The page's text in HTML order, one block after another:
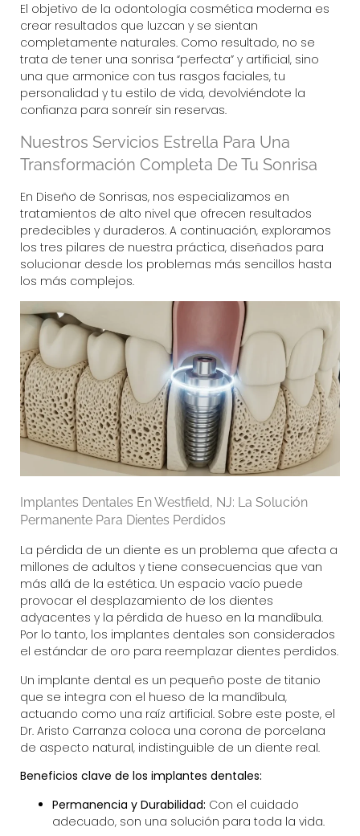
El objetivo de la odontología cosmética moderna es
crear resultados que luzcan y se sientan
completamente naturales. Como resultado, no se
trata de tener una sonrisa “perfecta” y artificial, sino
una que armonice con tus rasgos faciales, tu
personalidad y tu estilo de vida, devolviéndote la
confianza para sonreír sin reservas.
Nuestros Servicios Estrella Para Una
Transformación Completa De Tu Sonrisa
En Diseño de Sonrisas, nos especializamos en
tratamientos de alto nivel que ofrecen resultados
predecibles y duraderos. A continuación, exploramos
los tres pilares de nuestra práctica, diseñados para
solucionar desde los problemas más sencillos hasta
los más complejos.
Implantes Dentales En Westfield, NJ: La Solución
Permanente Para Dientes Perdidos
La pérdida de un diente es un problema que afecta a
millones de adultos y tiene consecuencias que van
más allá de la estética. Un espacio vacío puede
provocar el desplazamiento de los dientes
adyacentes y la pérdida de hueso en la mandíbula.
Por lo tanto, los implantes dentales son considerados
el estándar de oro para reemplazar dientes perdidos.
Un implante dental es un pequeño poste de titanio
que se integra con el hueso de la mandíbula,
actuando como una raíz artificial. Sobre este poste, el
Dr. Aristo Carranza coloca una corona de porcelana
de aspecto natural, indistinguible de un diente real.
Beneficios clave de los implantes dentales:
Permanencia y Durabilidad: Con el cuidado
adecuado, son una solución para toda la vida.